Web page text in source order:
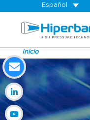
Español
Inicio